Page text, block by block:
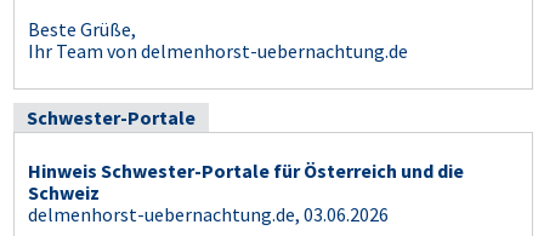
Beste Grüße,
Ihr Team von delmenhorst-uebernachtung.de
Schwester-Portale
Hinweis Schwester-Portale für Österreich und die
Schweiz
delmenhorst-uebernachtung.de, 03.06.2026